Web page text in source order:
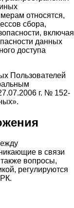
относятся,
сбора,
включая
данных
доступа
Пользователей
г. № 152-
в связи
вопросы,
регулируются